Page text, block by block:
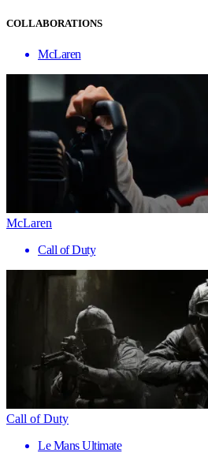
COLLABORATIONS
McLaren
McLaren
Call of Duty
Call of Duty
Le Mans Ultimate